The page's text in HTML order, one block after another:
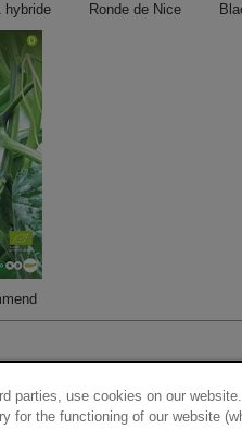
hybride Ronde de Nice
parties, use cookies on our
for the functioning of our website